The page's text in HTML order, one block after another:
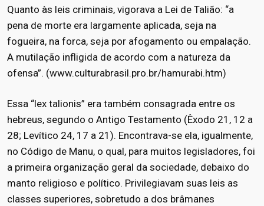
Quanto às leis criminais, vigorava a Lei de Talião: “a
pena de morte era largamente aplicada, seja na
fogueira, na forca, seja por afogamento ou empalação.
A mutilação infligida de acordo com a natureza da
ofensa”. (www.culturabrasil.pro.br/hamurabi.htm)
Essa “lex talionis” era também consagrada entre os
hebreus, segundo o Antigo Testamento (Êxodo 21, 12 a
28; Levítico 24, 17 a 21). Encontrava-se ela, igualmente,
no Código de Manu, o qual, para muitos legisladores, foi
a primeira organização geral da sociedade, debaixo do
manto religioso e político. Privilegiavam suas leis as
classes superiores, sobretudo a dos brâmanes